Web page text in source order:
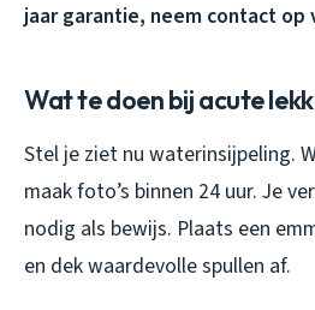
jaar garantie, neem contact op
Wat te doen bij acute
Stel je ziet nu waterinsijpeling.
maak foto’s binnen 24 uur. Je
nodig als bewijs. Plaats een
en dek waardevolle spullen af.